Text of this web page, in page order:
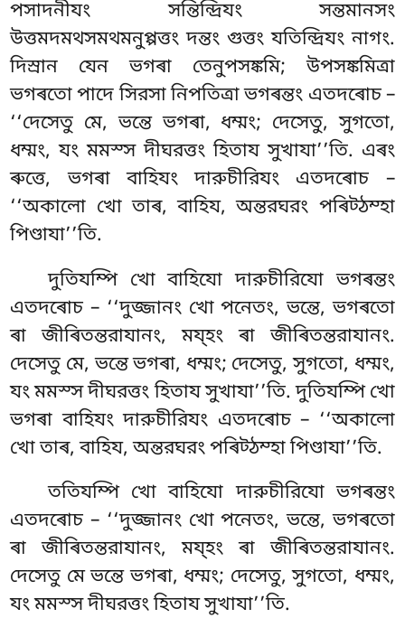
পসাদনীযং সন্তিন্দ্রিযং সন্তমানসং
উত্তমদমথসমথমনুপ্পত্তং দন্তং গুত্তং যতিন্দ্রিযং নাগং.
দিস্ৰান যেন ভগৰা তেনুপসঙ্কমি; উপসঙ্কমিত্ৰা
ভগৰতো পাদে সিরসা নিপতিত্ৰা ভগৰন্তং এতদৰোচ –
‘‘দেসেতু মে, ভন্তে ভগৰা, ধম্মং; দেসেতু, সুগতো,
ধম্মং, যং মমস্স দীঘরত্তং হিতায সুখাযা’’তি. এৰং
ৰুত্তে, ভগৰা বাহিযং দারুচীরিযং এতদৰোচ –
‘‘অকালো খো তাৰ, বাহিয, অন্তরঘরং পৰিট্ঠম্হা
পিণ্ডাযা’’তি.
দুতিযম্পি খো বাহিযো দারুচীরিযো ভগৰন্তং
এতদৰোচ – ‘‘দুজ্জানং খো পনেতং, ভন্তে, ভগৰতো
ৰা জীৰিতন্তরাযানং, ময্হং ৰা জীৰিতন্তরাযানং.
দেসেতু মে, ভন্তে ভগৰা, ধম্মং; দেসেতু, সুগতো, ধম্মং,
যং মমস্স দীঘরত্তং হিতায সুখাযা’’তি. দুতিযম্পি খো
ভগৰা বাহিযং দারুচীরিযং এতদৰোচ – ‘‘অকালো
খো তাৰ, বাহিয, অন্তরঘরং পৰিট্ঠম্হা পিণ্ডাযা’’তি.
ততিযম্পি খো বাহিযো দারুচীরিযো ভগৰন্তং
এতদৰোচ – ‘‘দুজ্জানং খো পনেতং, ভন্তে, ভগৰতো
ৰা জীৰিতন্তরাযানং, ময্হং ৰা জীৰিতন্তরাযানং.
দেসেতু মে ভন্তে ভগৰা, ধম্মং; দেসেতু, সুগতো, ধম্মং,
যং মমস্স দীঘরত্তং হিতায সুখাযা’’তি.